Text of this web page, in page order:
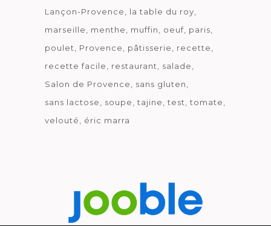
Lançon-Provence
la table du roy
marseille
menthe muffin oeuf paris
poulet
Provence pâtisserie
recette
recette facile
restaurant
salade
Salon de Provence
sans gluten
sans lactose
soupe tajine test
tomate
velouté
éric marra